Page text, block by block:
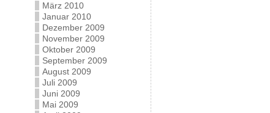
März 2010
Januar 2010
Dezember 2009
November 2009
Oktober 2009
September 2009
August 2009
Juli 2009
Juni 2009
Mai 2009